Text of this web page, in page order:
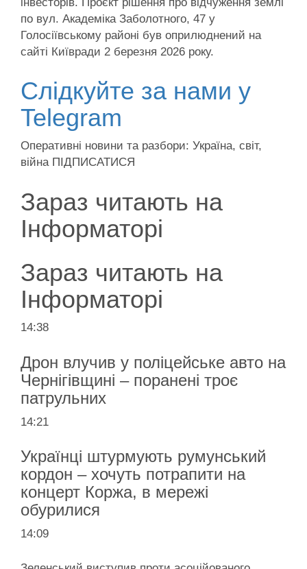
по вул. Академіка Заболотного, 47 у
Голосіївському районі був оприлюднений на
сайті Київради 2 березня 2026 року.
Слідкуйте за нами у
Telegram
Оперативні новини та разбори: Україна, світ,
війна ПІДПИСАТИСЯ
Зараз читають на
Інформаторі
Зараз читають на
Інформаторі
14:38
Дрон влучив у поліцейське авто на
Чернігівщині – поранені троє
патрульних
14:21
Українці штурмують румунський
кордон – хочуть потрапити на
концерт Коржа, в мережі
обурилися
14:09